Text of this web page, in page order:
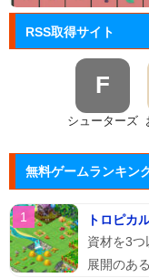
RSS取得サイト
F
シューターズ
無料ゲームランキン
トロピカ
資材を3
展開のある